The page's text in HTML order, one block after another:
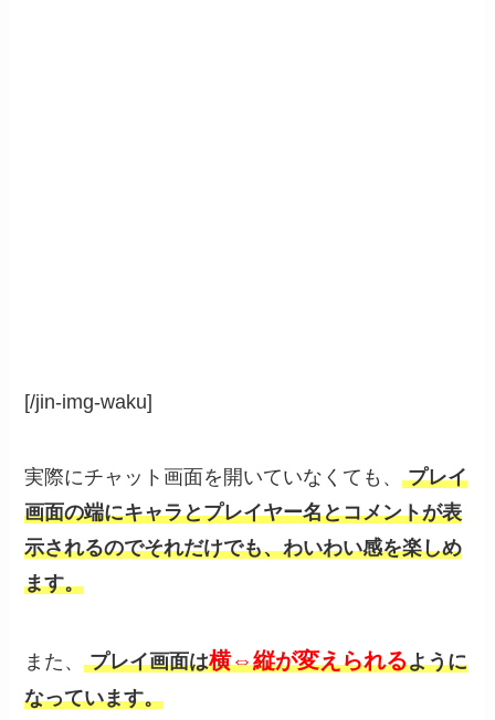
[/jin-img-waku]
実際にチャット画面を開いていなくても、プレイ
画面の端にキャラとプレイヤー名とコメントが表
示されるのでそれだけでも、わいわい感を楽しめ
ます。
また、 プレイ画面は横⇔縦が変えられるように
なっています。